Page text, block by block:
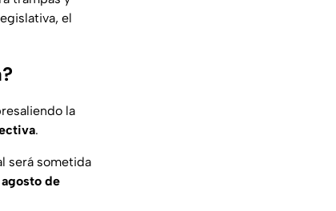
el
la
.
será sometida
agosto de